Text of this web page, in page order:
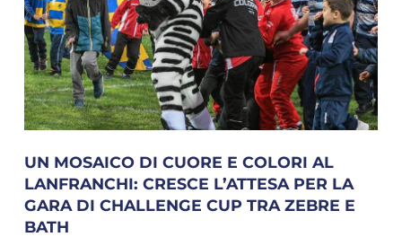
UN MOSAICO DI CUORE E COLORI AL
LANFRANCHI: CRESCE L’ATTESA PER LA
GARA DI CHALLENGE CUP TRA ZEBRE E
BATH